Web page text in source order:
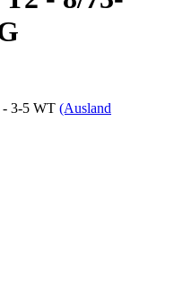
- 3-5 WT (Ausland